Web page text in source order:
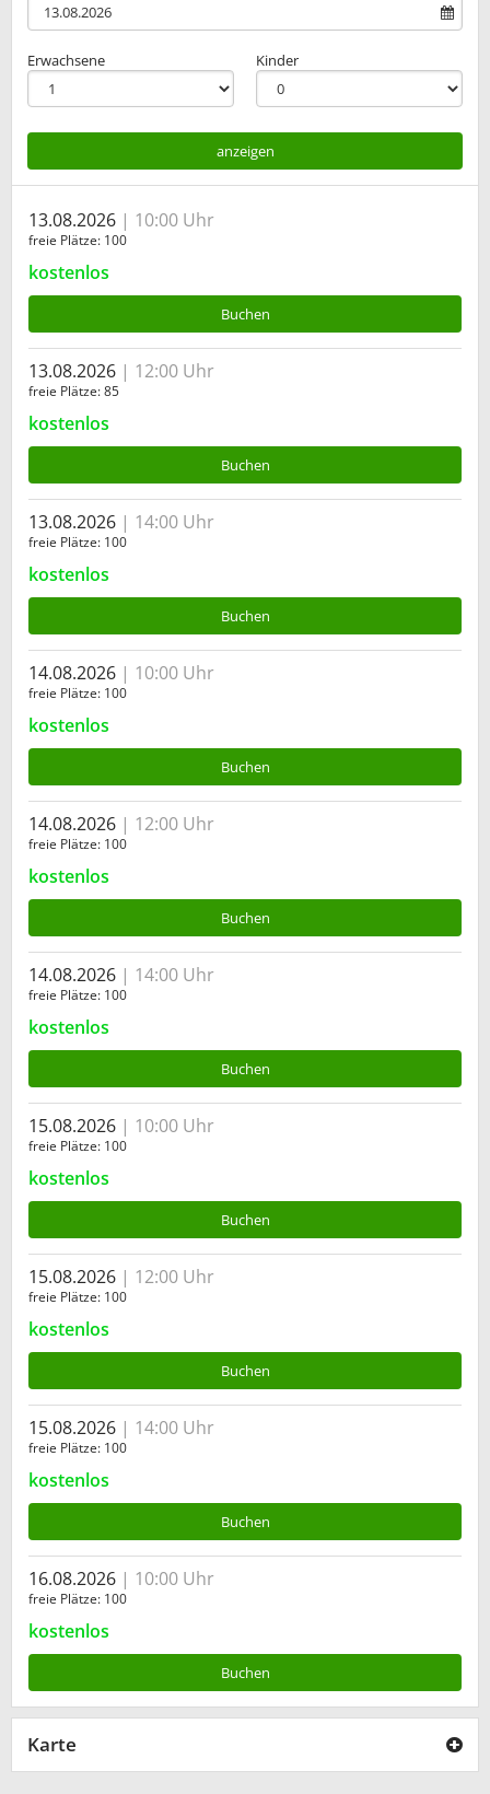
Erwachsene Kinder
anzeigen
13.08.2026 10:00 Uhr
freie Plätze 100
kostenlos
Buchen
13.08.2026 12:00 Uhr
freie Plätze 85
kostenlos
Buchen
13.08.2026 14:00 Uhr
freie Plätze 100
kostenlos
Buchen
14.08.2026 10:00 Uhr
freie Plätze 100
kostenlos
Buchen
14.08.2026 12:00 Uhr
freie Plätze 100
kostenlos
Buchen
14.08.2026 14:00 Uhr
freie Plätze 100
kostenlos
Buchen
15.08.2026 10:00 Uhr
freie Plätze 100
kostenlos
Buchen
15.08.2026 12:00 Uhr
freie Plätze 100
kostenlos
Buchen
15.08.2026 14:00 Uhr
freie Plätze 100
kostenlos
Buchen
16.08.2026 10:00 Uhr
freie Plätze 100
kostenlos
Buchen
Karte